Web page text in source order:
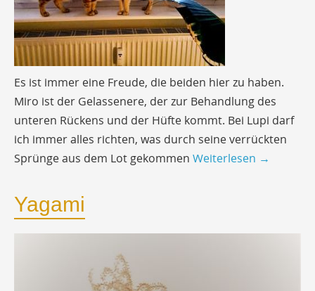
Es ist immer eine Freude, die beiden hier zu haben.
Miro ist der Gelassenere, der zur Behandlung des
unteren Rückens und der Hüfte kommt. Bei Lupi darf
ich immer alles richten, was durch seine verrückten
Sprünge aus dem Lot gekommen Weiterlesen →
Yagami